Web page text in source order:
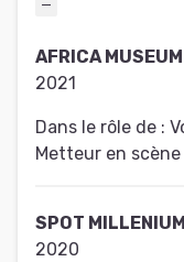
AFRICA MUSEUM
2021
Dans le rôle de :
Metteur en scène
SPOT
2020